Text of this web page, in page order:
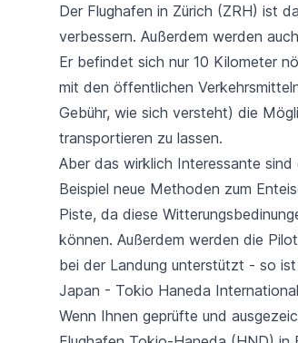
Der Flughafen in Zürich (ZRH) ist
verbessern. Außerdem werden
Er befindet sich nur 10 Kilometer
mit den öffentlichen
Gebühr, wie sich versteht) die
transportieren zu lassen.
Aber das wirklich Interessante sind
Beispiel neue Methoden zum
Piste, da diese
können. Außerdem werden die
bei der Landung unterstützt - so
Japan - Tokio Haneda
Wenn Ihnen geprüfte und